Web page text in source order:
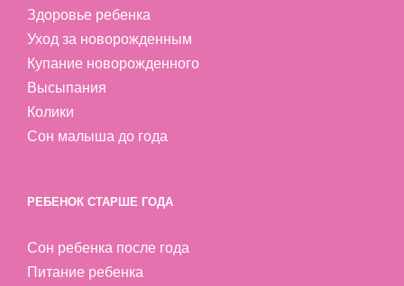
Здоровье ребенка
Уход за новорожденным
Купание новорожденного
Высыпания
Колики
Сон малыша до года
РЕБЕНОК СТАРШЕ ГОДА
Сон ребенка после года
Питание ребенка